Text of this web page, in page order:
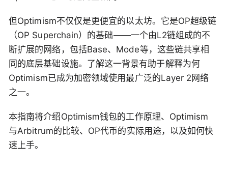
但Optimism不仅仅是更便宜的以太坊。它是OP超级链
（OP Superchain）的基础——一个由L2链组成的不
断扩展的网络，包括Base、Mode等，这些链共享相
同的底层基础设施。了解这一背景有助于解释为何
Optimism已成为加密领域使用最广泛的Layer 2网络
之一。
本指南将介绍Optimism钱包的工作原理、Optimism
与Arbitrum的比较、OP代币的实际用途，以及如何快
速上手。